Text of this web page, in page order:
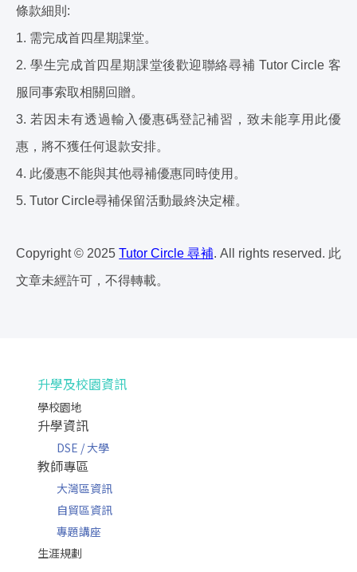
條款細則:
1. 需完成首四星期課堂。
2. ⁠學生完成首四星期課堂後歡迎聯絡尋補 Tutor Circle 客
服同事索取相關回贈。
3. 若因未有透過輸入優惠碼登記補習，致未能享用此優
惠，將不獲任何退款安排。
4. ⁠此優惠不能與其他尋補優惠同時使用。
5. ⁠Tutor Circle尋補保留活動最終決定權。
Copyright © 2025Tutor Circle 尋補. All rights reserved. 此
文章未經許可，不得轉載。
升學及校園資訊
學校園地
升學資訊
DSE / 大學
教師專區
大灣區資訊
自貿區資訊
專題講座
生涯規劃